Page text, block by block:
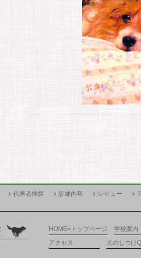
代表者挨拶 訓練内容 レビュー
HOME=トップページ 学校案内
アクセス
犬のしつけ